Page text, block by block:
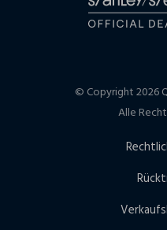
© Copyright 2026
Alle